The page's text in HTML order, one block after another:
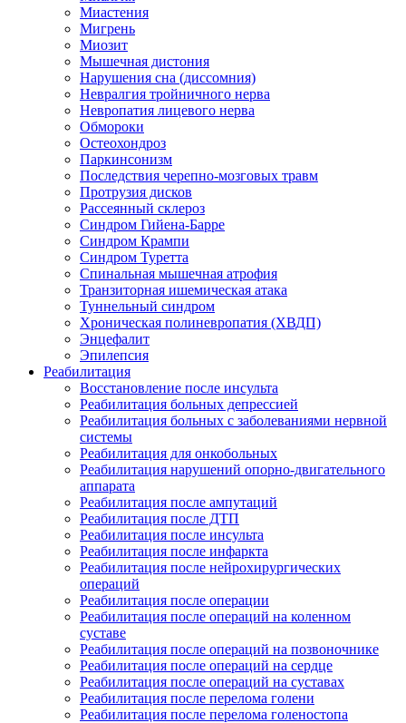
Миастения
Мигрень
Миозит
Мышечная дистония
Нарушения сна (диссомния)
Невралгия тройничного нерва
Невропатия лицевого нерва
Обмороки
Остеохондроз
Паркинсонизм
Последствия черепно-мозговых травм
Протрузия дисков
Рассеянный склероз
Синдром Гийена-Барре
Синдром Крампи
Синдром Туретта
Спинальная мышечная атрофия
Транзиторная ишемическая атака
Туннельный синдром
Хроническая полиневропатия (ХВДП)
Энцефалит
Эпилепсия
Реабилитация
Восстановление после инсульта
Реабилитация больных депрессией
Реабилитация больных с заболеваниями нервной
системы
Реабилитация для онкобольных
Реабилитация нарушений опорно-двигательного
аппарата
Реабилитация после ампутаций
Реабилитация после ДТП
Реабилитация после инсульта
Реабилитация после инфаркта
Реабилитация после нейрохирургических
операций
Реабилитация после операции
Реабилитация после операций на коленном
суставе
Реабилитация после операций на позвоночнике
Реабилитация после операций на сердце
Реабилитация после операций на суставах
Реабилитация после перелома голени
Реабилитация после перелома голеностопа